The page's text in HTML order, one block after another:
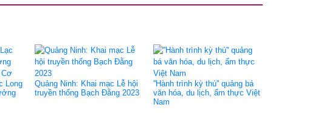
Long
Quảng Ninh: Khai mạc Lễ hội
truyền thống Bạch Đằng 2023
''Hành trình kỳ thú'' quảng bá
văn hóa, du lịch, ẩm thực Việt
Nam